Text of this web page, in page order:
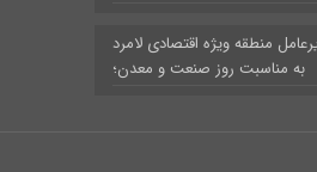
منطقه ویژه اقتصادی لامرد
به مناسبت روز صنعت و معدن؛